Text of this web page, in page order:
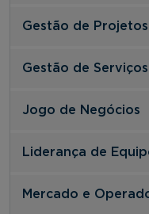
Gestão de
Gestão de
Jogo de Negócios
Liderança de
Mercado e